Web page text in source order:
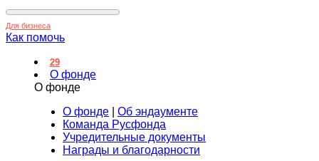
Для бизнеса
Как помочь
29
О фонде
О фонде
О фонде
Об эндаументе
Команда Русфонда
Учредительные документы
Награды и благодарности